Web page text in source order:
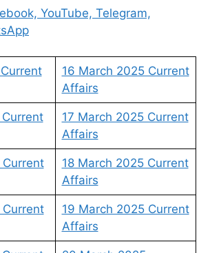
YouTube, Telegram,
16 March 2025 Current
Affairs
17 March 2025 Current
Affairs
18 March 2025 Current
Affairs
19 March 2025 Current
Affairs